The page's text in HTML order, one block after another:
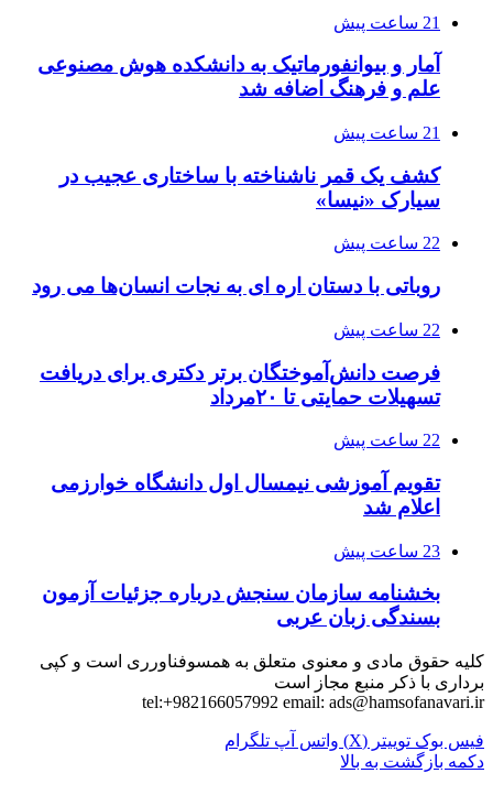
21 ساعت پیش
آمار و بیوانفورماتیک به دانشکده هوش مصنوعی
علم و فرهنگ اضافه شد
21 ساعت پیش
کشف یک قمر ناشناخته با ساختاری عجیب در
سیارک «نیسا»
22 ساعت پیش
روباتی با دستان اره ای به نجات انسان‌ها می رود
22 ساعت پیش
فرصت دانش‌آموختگان برتر دکتری‌ برای دریافت
تسهیلات حمایتی تا ۲۰مرداد
22 ساعت پیش
تقویم آموزشی نیمسال اول دانشگاه خوارزمی
اعلام شد
23 ساعت پیش
بخشنامه سازمان سنجش درباره جزئیات آزمون
بسندگی زبان عربی
کلیه حقوق مادی و معنوی متعلق به همسوفناورری است و کپی
برداری با ذکر منبع مجاز است
tel:+982166057992 email: ads@hamsofanavari.ir
فیس بوک توییتر (X) واتس آپ تلگرام
دکمه بازگشت به بالا